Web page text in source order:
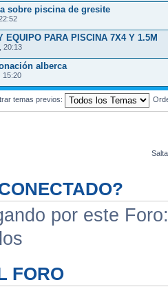
sobre piscina de gresite
EQUIPO PARA PISCINA 7X4 Y 1.5M
20:13
alberca
15:20
temas previos:
por este
FORO